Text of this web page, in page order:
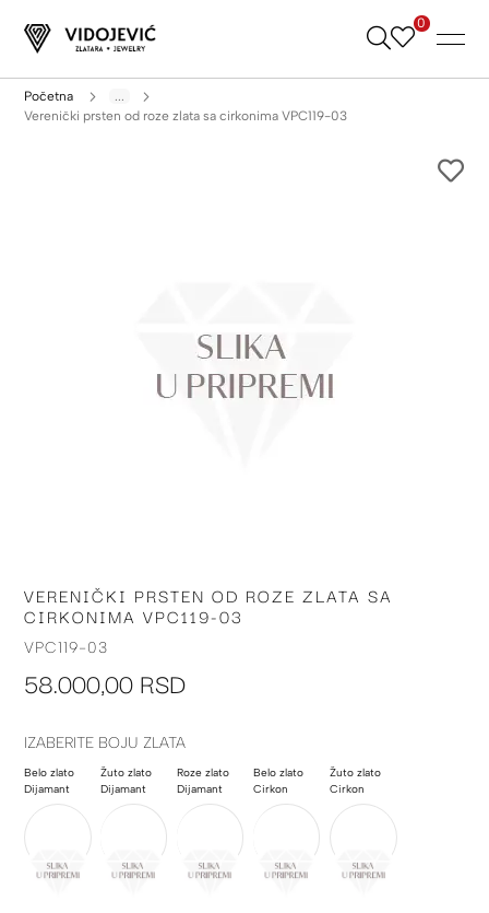
Skip
0
Početna
...
Verenički prsten od roze zlata sa cirkonima VPC119-03
Skip
to
the
of
gallery
VERENIČKI PRSTEN OD ROZE ZLATA SA
CIRKONIMA VPC119-03
VPC119-03
58.000,00 RSD
IZABERITE BOJU ZLATA
Belo zlato
Dijamant
Žuto zlato
Dijamant
Roze zlato
Dijamant
Belo zlato
Cirkon
Žuto zlato
Cirkon